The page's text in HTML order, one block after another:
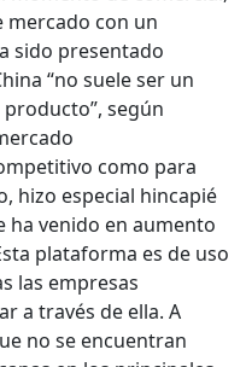
mercado con un
sido presentado
“no suele ser un
según
como para
hizo especial hincapié
ha venido en aumento
plataforma es de uso
las empresas
a través de ella. A
no se encuentran